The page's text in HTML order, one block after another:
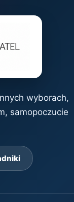
wyborach,
samopoczucie